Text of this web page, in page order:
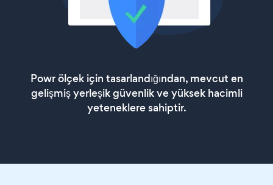
Powr ölçek için tasarlandığından, mevcut en
gelişmiş yerleşik güvenlik ve yüksek hacimli
yeteneklere sahiptir.